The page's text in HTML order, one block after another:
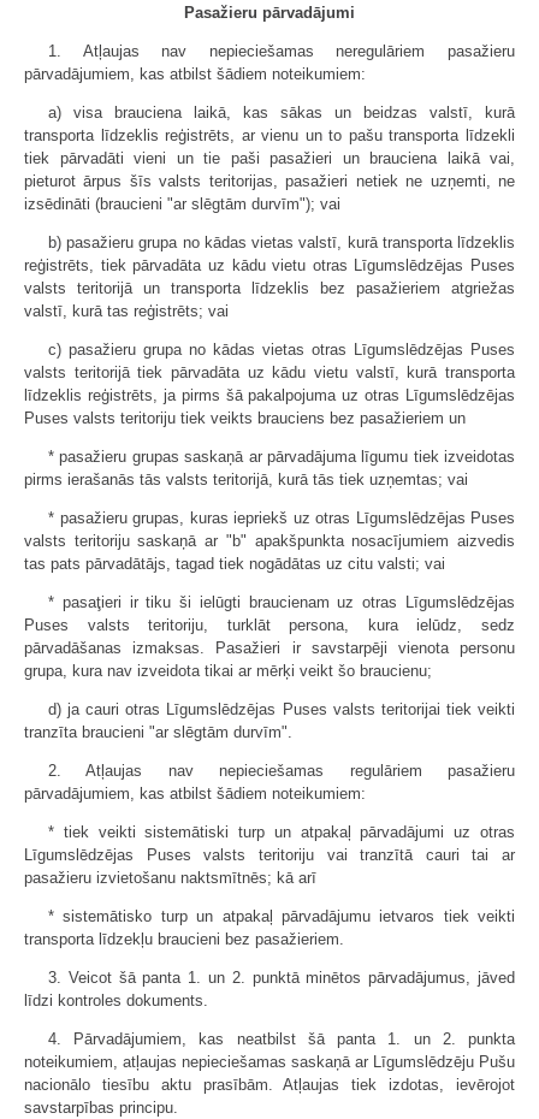
Pasažieru pārvadājumi
1. Atļaujas nav nepieciešamas neregulāriem pasažieru
pārvadājumiem, kas atbilst šādiem noteikumiem:
a) visa brauciena laikā, kas sākas un beidzas valstī, kurā
transporta līdzeklis reģistrēts, ar vienu un to pašu transporta līdzekli
tiek pārvadāti vieni un tie paši pasažieri un brauciena laikā vai,
pieturot ārpus šīs valsts teritorijas, pasažieri netiek ne uzņemti, ne
izsēdināti (braucieni "ar slēgtām durvīm"); vai
b) pasažieru grupa no kādas vietas valstī, kurā transporta līdzeklis
reģistrēts, tiek pārvadāta uz kādu vietu otras Līgumslēdzējas Puses
valsts teritorijā un transporta līdzeklis bez pasažieriem atgriežas
valstī, kurā tas reģistrēts; vai
c) pasažieru grupa no kādas vietas otras Līgumslēdzējas Puses
valsts teritorijā tiek pārvadāta uz kādu vietu valstī, kurā transporta
līdzeklis reģistrēts, ja pirms šā pakalpojuma uz otras Līgumslēdzējas
Puses valsts teritoriju tiek veikts brauciens bez pasažieriem un
* pasažieru grupas saskaņā ar pārvadājuma līgumu tiek izveidotas
pirms ierašanās tās valsts teritorijā, kurā tās tiek uzņemtas; vai
* pasažieru grupas, kuras iepriekš uz otras Līgumslēdzējas Puses
valsts teritoriju saskaņā ar "b" apakšpunkta nosacījumiem aizvedis
tas pats pārvadātājs, tagad tiek nogādātas uz citu valsti; vai
* pasaţieri ir tiku ši ielūgti braucienam uz otras Līgumslēdzējas
Puses valsts teritoriju, turklāt persona, kura ielūdz, sedz
pārvadāšanas izmaksas. Pasažieri ir savstarpēji vienota personu
grupa, kura nav izveidota tikai ar mērķi veikt šo braucienu;
d) ja cauri otras Līgumslēdzējas Puses valsts teritorijai tiek veikti
tranzīta braucieni "ar slēgtām durvīm".
2. Atļaujas nav nepieciešamas regulāriem pasažieru
pārvadājumiem, kas atbilst šādiem noteikumiem:
* tiek veikti sistemātiski turp un atpakaļ pārvadājumi uz otras
Līgumslēdzējas Puses valsts teritoriju vai tranzītā cauri tai ar
pasažieru izvietošanu naktsmītnēs; kā arī
* sistemātisko turp un atpakaļ pārvadājumu ietvaros tiek veikti
transporta līdzekļu braucieni bez pasažieriem.
3. Veicot šā panta 1. un 2. punktā minētos pārvadājumus, jāved
līdzi kontroles dokuments.
4. Pārvadājumiem, kas neatbilst šā panta 1. un 2. punkta
noteikumiem, atļaujas nepieciešamas saskaņā ar Līgumslēdzēju Pušu
nacionālo tiesību aktu prasībām. Atļaujas tiek izdotas, ievērojot
savstarpības principu.